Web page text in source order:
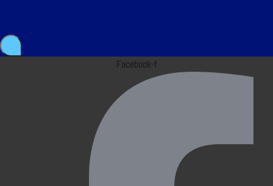
Facebook-f